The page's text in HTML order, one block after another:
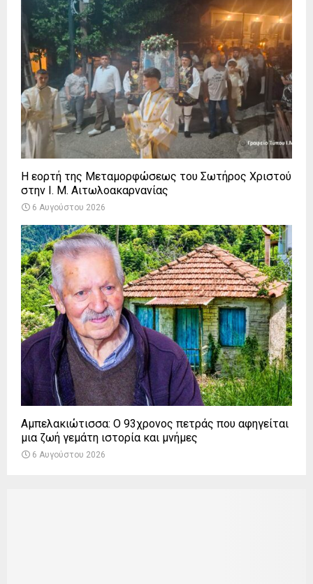
Η εορτή της Μεταμορφώσεως του Σωτήρος Χριστού
στην Ι. Μ. Αιτωλοακαρνανίας
6 Αυγούστου 2026
Αμπελακιώτισσα: Ο 93χρονος πετράς που αφηγείται
μια ζωή γεμάτη ιστορία και μνήμες
6 Αυγούστου 2026